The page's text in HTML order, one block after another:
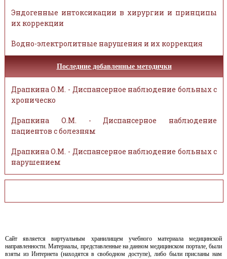
Эндогенные интоксикации в хирургии и принципы
их коррекции
Водно-электролитные нарушения и их коррекция
Последние добавленные методички
Драпкина О.М. - Диспансерное наблюдение больных с
хроническо
Драпкина О.М. - Диспансерное наблюдение
пациентов с болезням
Драпкина О.М. - Диспансерное наблюдение больных с
нарушением
Сайт является виртуальным хранилищем учебного материала медицинской
направленности. Материалы, представленные на данном медицинском портале, были
взяты из Интернета (находятся в свободном доступе), либо были присланы нам